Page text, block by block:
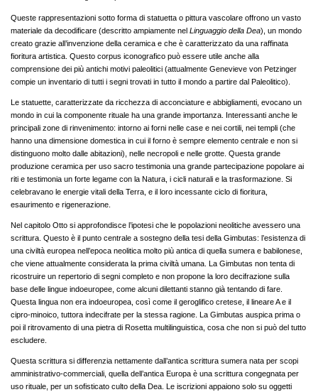
Queste rappresentazioni sotto forma di statuetta o pittura vascolare offrono un vasto
materiale da decodificare (descritto ampiamente nel Linguaggio della Dea), un mondo
creato grazie all’invenzione della ceramica e che è caratterizzato da una raffinata
fioritura artistica. Questo corpus iconografico può essere utile anche alla
comprensione dei più antichi motivi paleolitici (attualmente Genevieve von Petzinger
compie un inventario di tutti i segni trovati in tutto il mondo a partire dal Paleolitico).
Le statuette, caratterizzate da ricchezza di acconciature e abbigliamenti, evocano un
mondo in cui la componente rituale ha una grande importanza. Interessanti anche le
principali zone di rinvenimento: intorno ai forni nelle case e nei cortili, nei templi (che
hanno una dimensione domestica in cui il forno è sempre elemento centrale e non si
distinguono molto dalle abitazioni), nelle necropoli e nelle grotte. Questa grande
produzione ceramica per uso sacro testimonia una grande partecipazione popolare ai
riti e testimonia un forte legame con la Natura, i cicli naturali e la trasformazione. Si
celebravano le energie vitali della Terra, e il loro incessante ciclo di fioritura,
esaurimento e rigenerazione.
Nel capitolo Otto si approfondisce l’ipotesi che le popolazioni neolitiche avessero una
scrittura. Questo è il punto centrale a sostegno della tesi della Gimbutas: l’esistenza di
una civiltà europea nell’epoca neolitica molto più antica di quella sumera e babilonese,
che viene attualmente considerata la prima civiltà umana. La Gimbutas non tenta di
ricostruire un repertorio di segni completo e non propone la loro decifrazione sulla
base delle lingue indoeuropee, come alcuni dilettanti stanno già tentando di fare.
Questa lingua non era indoeuropea, così come il geroglifico cretese, il lineare A e il
cipro-minoico, tuttora indecifrate per la stessa ragione. La Gimbutas auspica prima o
poi il ritrovamento di una pietra di Rosetta multilinguistica, cosa che non si può del tutto
escludere.
Questa scrittura si differenzia nettamente dall’antica scrittura sumera nata per scopi
amministrativo-commerciali, quella dell’antica Europa è una scrittura congegnata per
uso rituale, per un sofisticato culto della Dea. Le iscrizioni appaiono solo su oggetti